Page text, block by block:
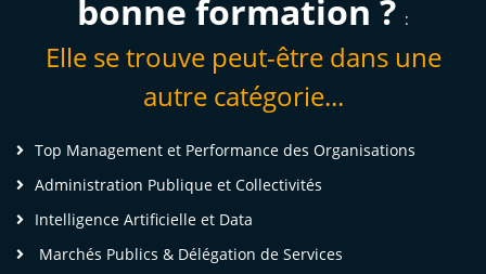
bonne formation ? :
Elle se trouve peut-être dans une
autre catégorie...
Top Management et Performance des Organisations
Administration Publique et Collectivités
Intelligence Artificielle et Data
Marchés Publics & Délégation de Services
Désormais, je serai plus efficace dans la
l'organisation et la tenue des
avec la communication qui va avec.
que les prochaines formations que j'aurai